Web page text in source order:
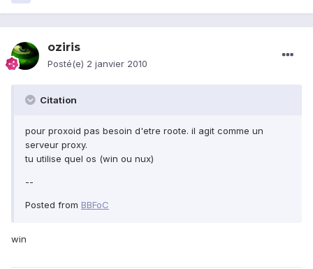
oziris
Posté(e) 2 janvier 2010
Citation
pour proxoid pas besoin d'etre roote. il agit comme un
serveur proxy.
tu utilise quel os (win ou nux)
--
Posted from BBFoC
win